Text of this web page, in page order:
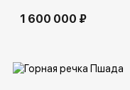
1 600 000 ₽